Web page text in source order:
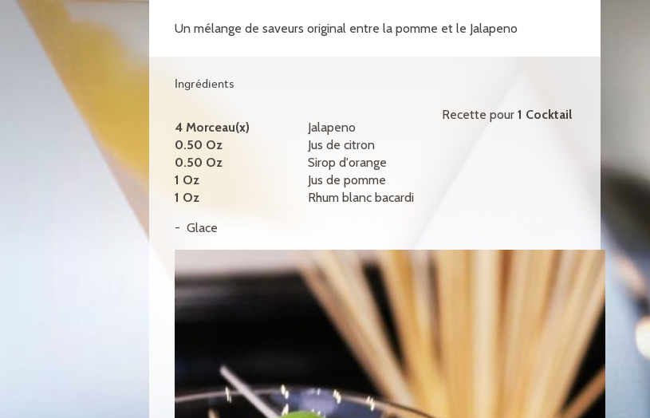
Un mélange de saveurs original entre la pomme et le Jalapeno
Ingrédients
Recette pour 1 Cocktail
4 Morceau(x)
Jalapeno
0.50 Oz
Jus de citron
0.50 Oz
Sirop d'orange
1 Oz
Jus de pomme
1 Oz
Rhum blanc bacardi
Glace